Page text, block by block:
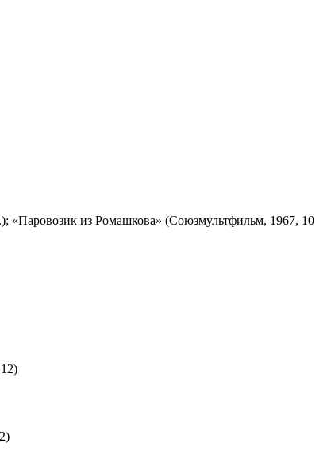
из Ромашкова» (Союзмультфильм, 1967, 10